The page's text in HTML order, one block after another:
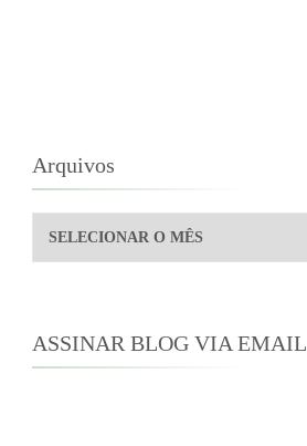
Arquivos
Arquivos
ASSINAR BLOG VIA EMAIL